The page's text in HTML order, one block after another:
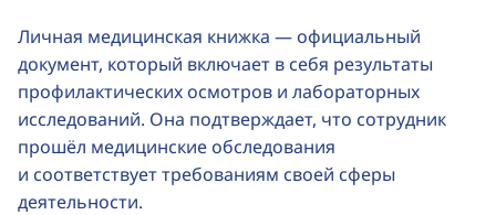
Санитарные книжки
Медосмотры при трудоустройстве на работу
Личная медицинская книжка — официальный
документ, который включает в себя результаты
профилактических осмотров и лабораторных
исследований. Она подтверждает, что сотрудник
прошёл медицинские обследования
и соответствует требованиям своей сферы
деятельности.